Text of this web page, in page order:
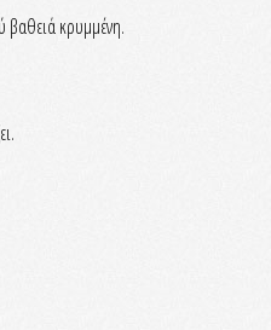
βαθειά κρυμμένη.